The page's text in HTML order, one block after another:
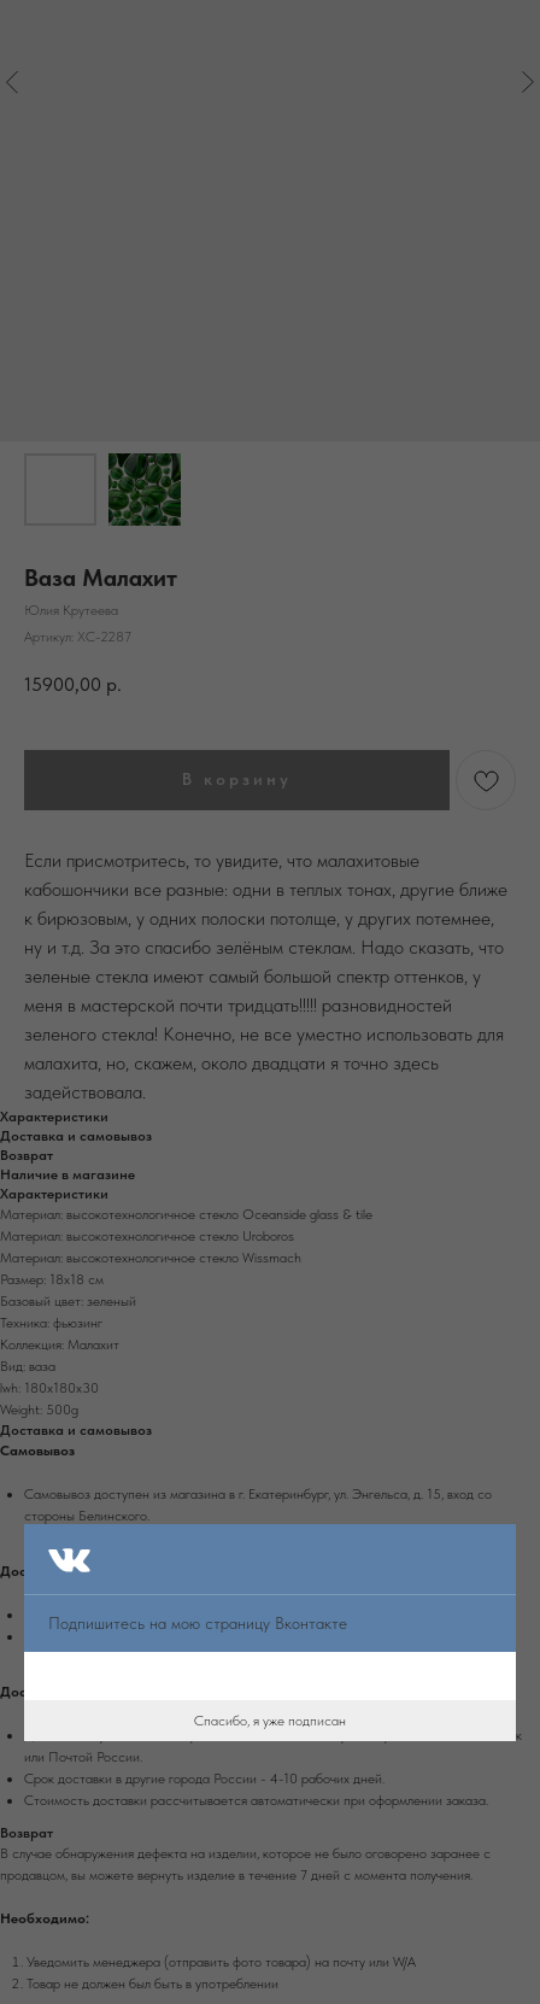
Ваза Малахит
Юлия Крутеева
Артикул: ХС-2287
15900,00 р.
В корзину
Если присмотритесь, то увидите, что малахитовые
кабошончики все разные: одни в теплых тонах, другие ближе
к бирюзовым, у одних полоски потолще, у других потемнее,
ну и т.д. За это спасибо зелёным стеклам. Надо сказать, что
зеленые стекла имеют самый большой спектр оттенков, у
меня в мастерской почти тридцать!!!!! разновидностей
зеленого стекла! Конечно, не все уместно использовать для
малахита, но, скажем, около двадцати я точно здесь
задействовала.
Характеристики
Доставка и самовывоз
Возврат
Наличие в магазине
Характеристики
Материал: высокотехнологичное стекло Oceanside glass & tile
Материал: высокотехнологичное стекло Uroboros
Материал: высокотехнологичное стекло Wissmach
Размер: 18х18 см
Базовый цвет: зеленый
Техника: фьюзинг
Коллекция: Малахит
Вид: ваза
lwh: 180x180x30
Weight: 500g
Доставка и самовывоз
Самовывоз
Самовывоз доступен из магазина в г. Екатеринбург, ул. Энгельса, д. 15, вход со
стороны Белинского.
Доставка по Екатеринбургу
Доставка осуществляется при 100% оплате заказа на сайте.
Стоимость доставки рассчитывается автоматически при оформлении заказа.
Доставка по России
Доставка осуществляется при 100% оплате заказа транспортной компанией Сдек
или Почтой России.
Срок доставки в другие города России - 4-10 рабочих дней.
Стоимость доставки рассчитывается автоматически при оформлении заказа.
Возврат
В случае обнаружения дефекта на изделии, которое не было оговорено заранее с
продавцом, вы можете вернуть изделие в течение 7 дней с момента получения.
Необходимо:
Уведомить менеджера (отправить фото товара) на почту или W/А
Товар не должен был быть в употреблении
Подпишитесь на мою страницу Вконтакте
Спасибо, я уже подписан